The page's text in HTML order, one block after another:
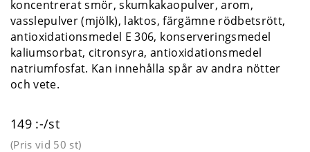
koncentrerat smör, skumkakaopulver, arom,
vasslepulver (mjölk), laktos, färgämne rödbetsrött,
antioxidationsmedel E 306, konserveringsmedel
kaliumsorbat, citronsyra, antioxidationsmedel
natriumfosfat. Kan innehålla spår av andra nötter
och vete.
149 :-/st
(Pris vid 50 st)